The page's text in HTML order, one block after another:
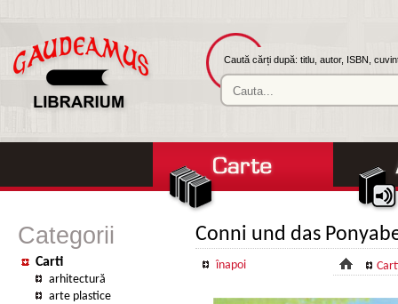
Caută cărți după: titlu, autor, ISBN,
Categorii
Carti
arhitectură
arte plastice
Conni und das
înapoi